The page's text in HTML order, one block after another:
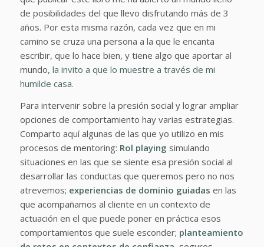
de posibilidades del que llevo disfrutando más de 3
años. Por esta misma razón, cada vez que en mi
camino se cruza una persona a la que le encanta
escribir, que lo hace bien, y tiene algo que aportar al
mundo, la invito a que lo muestre a través de mi
humilde casa.
Para intervenir sobre la presión social y lograr ampliar
opciones de comportamiento hay varias estrategias.
Comparto aquí algunas de las que yo utilizo en mis
procesos de mentoring: Rol playing simulando
situaciones en las que se siente esa presión social al
desarrollar las conductas que queremos pero no nos
atrevemos; experiencias de dominio guiadas en las
que acompañamos al cliente en un contexto de
actuación en el que puede poner en práctica esos
comportamientos que suele esconder; planteamiento